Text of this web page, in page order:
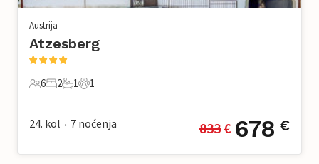
Austrija
Atzesberg
6 Gosti
6
2 Spavaće sobe
2
1 Kupaonica
1
1 Kućni ljubimac
1
24. kol • 7 noćenja 833 € 678 €